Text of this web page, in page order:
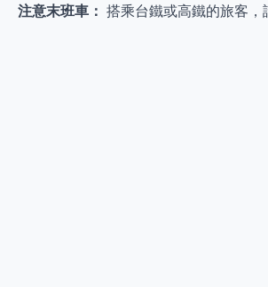
注意末班車： 搭乘台鐵或高鐵的旅客